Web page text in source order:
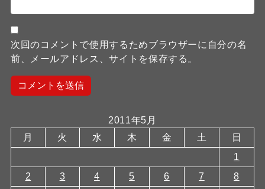
次回のコメントで使用するためブラウザーに自分の名
前、メールアドレス、サイトを保存する。
2011年5月
月
火 水 木 金 土
日
1
2
3 4 5 6 7
8